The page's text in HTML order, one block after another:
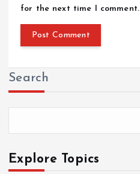
for the next time I comment.
Search
Explore Topics